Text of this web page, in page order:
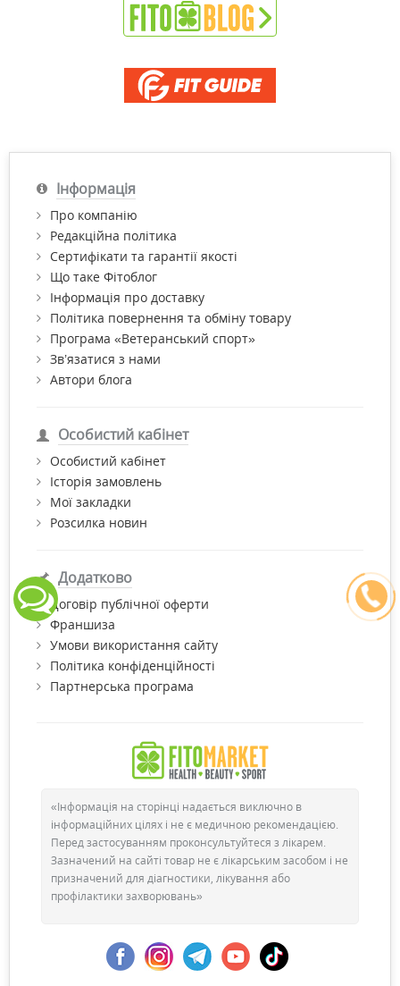
Інформація
Про компанію
Редакційна політика
Сертифікати та гарантії якості
Що таке Фітоблог
Інформація про доставку
Політика повернення та обміну товару
Програма «Ветеранський спорт»
Зв’язатися з нами
Автори блога
Особистий кабінет
Особистий кабінет
Історія замовлень
Мої закладки
Розсилка новин
Додатково
Договір публічної оферти
Франшиза
Умови використання сайту
Політика конфіденційності
Партнерська програма
«Інформація на сторінці надається виключно в
інформаційних цілях і не є медичною рекомендацією.
Перед застосуванням проконсультуйтеся з лікарем.
Зазначений на сайті товар не є лікарським засобом і не
призначений для діагностики, лікування або
профілактики захворювань»